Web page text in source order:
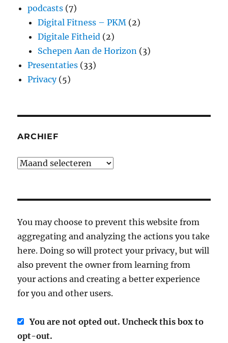
podcasts (7)
Digital Fitness – PKM (2)
Digitale Fitheid (2)
Schepen Aan de Horizon (3)
Presentaties (33)
Privacy(5)
ARCHIEF
Archief
You may choose to prevent this website from
aggregating and analyzing the actions you take
here. Doing so will protect your privacy, but will
also prevent the owner from learning from
your actions and creating a better experience
for you and other users.
You are not opted out. Uncheck this box to
opt-out.